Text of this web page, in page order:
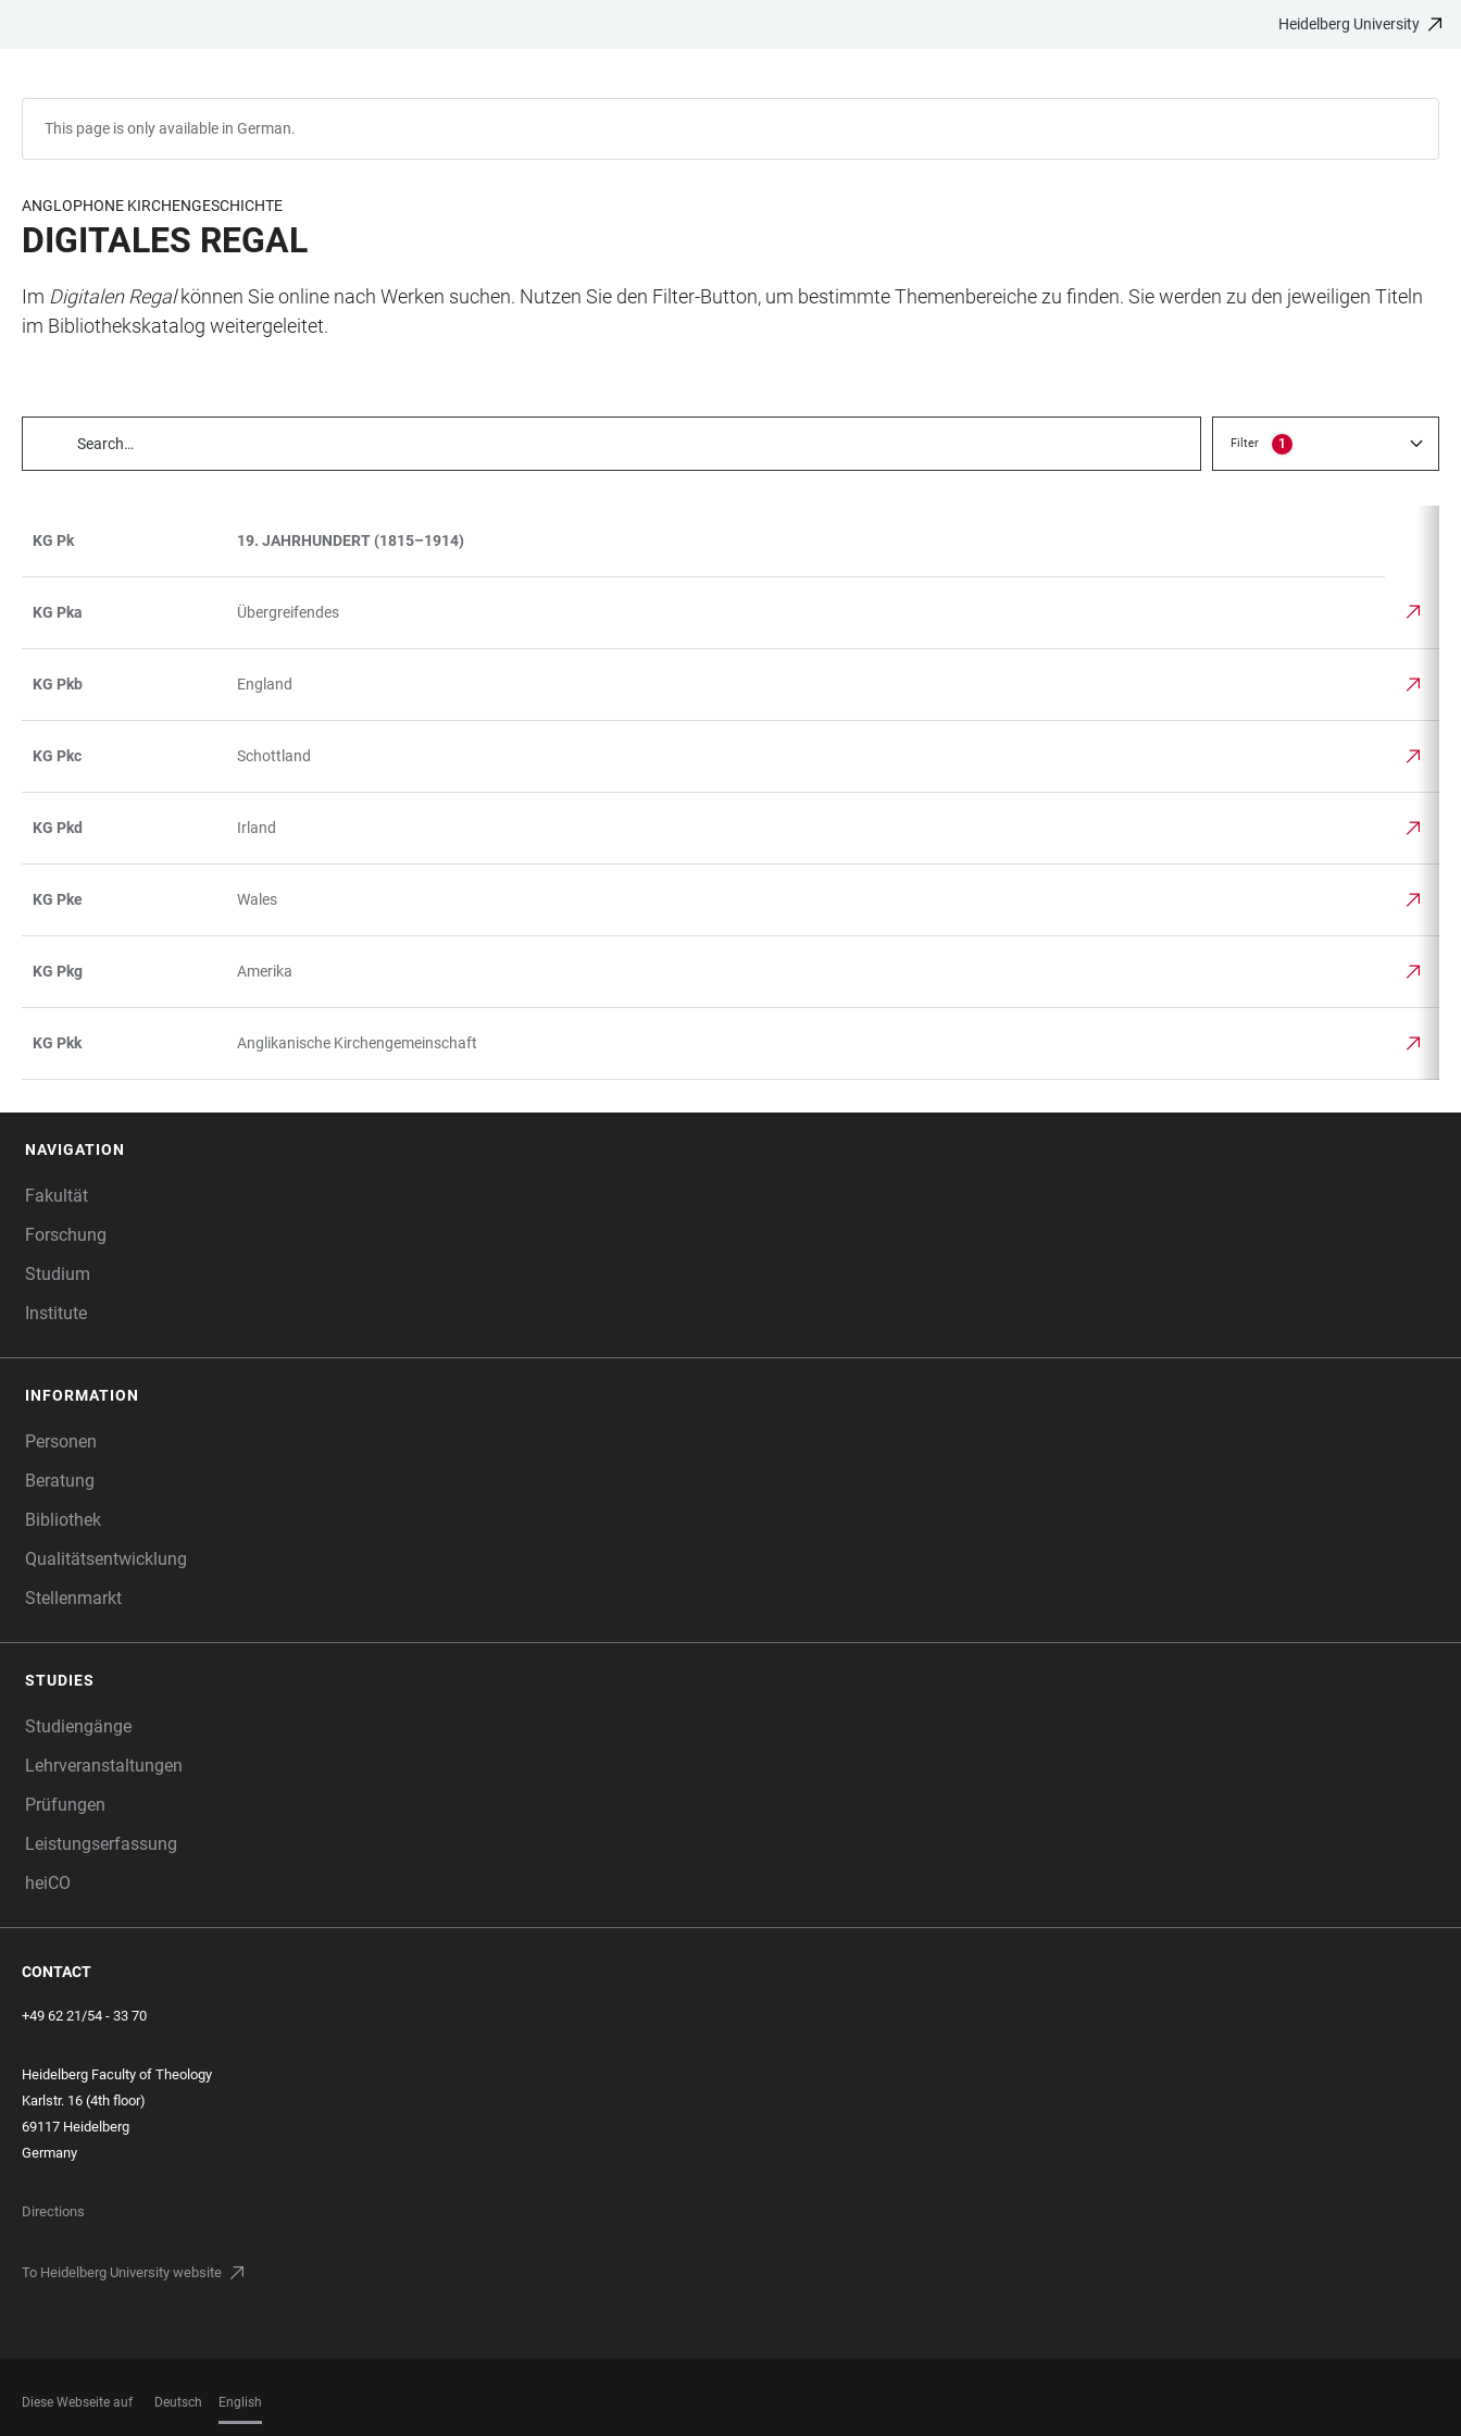
Heidelberg University
This page is only available in German.
ANGLOPHONE KIRCHENGESCHICHTE
DIGITALES REGAL
Im Digitalen Regalkönnen Sie online nach Werken suchen. Nutzen Sie den Filter-Button, um bestimmte Themenbereiche zu finden. Sie werden zu den jeweiligen Titeln
im Bibliothekskatalog weitergeleitet.
TABLE
Filter 1 selected
KG Pk 19. JAHRHUNDERT (1815–1914)
KG Pka Übergreifendes
KG Pkb England
KG Pkc Schottland
KG Pkd Irland
KG Pke Wales
KG Pkg Amerika
KG Pkk Anglikanische Kirchengemeinschaft
NAVIGATION
Fakultät
Forschung
Studium
Institute
INFORMATION
Personen
Beratung
Bibliothek
Qualitätsentwicklung
Stellenmarkt
STUDIES
Studiengänge
Lehrveranstaltungen
Prüfungen
Leistungserfassung
heiCO
CONTACT
+49 62 21/54 - 33 70
Heidelberg Faculty of Theology
Karlstr. 16 (4th floor)
69117 Heidelberg
Germany
Directions
To Heidelberg University website
Diese Webseite auf Deutsch English